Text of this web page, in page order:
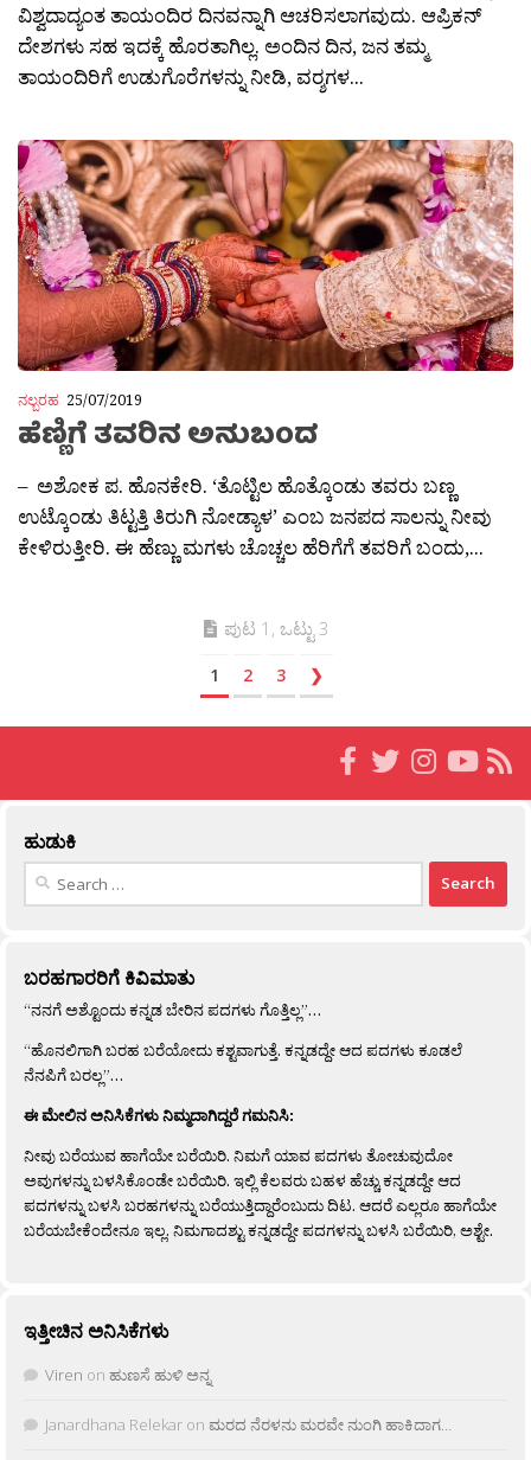
ವಿಶ್ವದಾದ್ಯಂತ ತಾಯಂದಿರ ದಿನವನ್ನಾಗಿ ಆಚರಿಸಲಾಗವುದು. ಆಪ್ರಿಕನ್
ದೇಶಗಳು ಸಹ ಇದಕ್ಕೆ ಹೊರತಾಗಿಲ್ಲ. ಅಂದಿನ ದಿನ, ಜನ ತಮ್ಮ
ತಾಯಂದಿರಿಗೆ ಉಡುಗೊರೆಗಳನ್ನು ನೀಡಿ, ವರ‍್ಶಗಳ...
ನಲ್ಬರಹ 25/07/2019
ಹೆಣ್ಣಿಗೆ‌ ತವರಿನ ಅನುಬಂದ
– ಅಶೋಕ ಪ. ಹೊನಕೇರಿ. ‘ತೊಟ್ಟಿಲ ಹೊತ್ಕೊಂಡು ತವರು ಬಣ್ಣ
ಉಟ್ಕೊಂಡು ತಿಟ್ಟತ್ತಿ ತಿರುಗಿ ನೋಡ್ಯಾಳ’ ಎಂಬ ಜನಪದ ಸಾಲನ್ನು ನೀವು
ಕೇಳಿರುತ್ತೀರಿ. ಈ ಹೆಣ್ಣು ಮಗಳು ಚೊಚ್ಚಲ ಹೆರಿಗೆಗೆ ತವರಿಗೆ ಬಂದು,...
ಪುಟ 1, ಒಟ್ಟು 3
1 2 3 ❯
ಹುಡುಕಿ
Search
ಬರಹಗಾರರಿಗೆ ಕಿವಿಮಾತು
“ನನಗೆ ಅಶ್ಟೊಂದು ಕನ್ನಡ ಬೇರಿನ ಪದಗಳು ಗೊತ್ತಿಲ್ಲ”…
“ಹೊನಲಿಗಾಗಿ ಬರಹ ಬರೆಯೋದು ಕಶ್ಟವಾಗುತ್ತೆ. ಕನ್ನಡದ್ದೇ ಆದ ಪದಗಳು ಕೂಡಲೆ
ನೆನಪಿಗೆ ಬರಲ್ಲ”…
ಈ ಮೇಲಿನ ಅನಿಸಿಕೆಗಳು ನಿಮ್ಮದಾಗಿದ್ದರೆ ಗಮನಿಸಿ:
ನೀವು ಬರೆಯುವ ಹಾಗೆಯೇ ಬರೆಯಿರಿ. ನಿಮಗೆ ಯಾವ ಪದಗಳು ತೋಚುವುದೋ
ಅವುಗಳನ್ನು ಬಳಸಿಕೊಂಡೇ ಬರೆಯಿರಿ. ಇಲ್ಲಿ ಕೆಲವರು ಬಹಳ ಹೆಚ್ಚು ಕನ್ನಡದ್ದೇ ಆದ
ಪದಗಳನ್ನು ಬಳಸಿ ಬರಹಗಳನ್ನು ಬರೆಯುತ್ತಿದ್ದಾರೆಂಬುದು ದಿಟ. ಆದರೆ ಎಲ್ಲರೂ ಹಾಗೆಯೇ
ಬರೆಯಬೇಕೆಂದೇನೂ ಇಲ್ಲ. ನಿಮಗಾದಶ್ಟು ಕನ್ನಡದ್ದೇ ಪದಗಳನ್ನು ಬಳಸಿ ಬರೆಯಿರಿ, ಅಶ್ಟೇ.
ಇತ್ತೀಚಿನ ಅನಿಸಿಕೆಗಳು
Viren on ಹುಣಸೆ ಹುಳಿ ಅನ್ನ
Janardhana Relekar on ಮರದ ನೆರಳನು ಮರವೇ ನುಂಗಿ ಹಾಕಿದಾಗ…